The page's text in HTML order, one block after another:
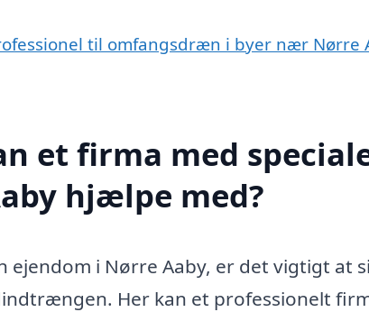
til omfangsdræn i byer nær Nørre
et firma med
hjælpe med?
ejendom i Nørre Aaby, er det vigtigt at
Her kan et professionelt